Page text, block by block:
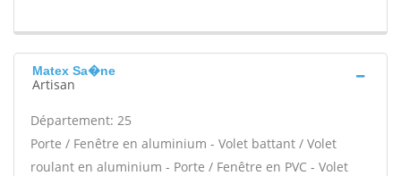
Matex Sa�ne
Artisan
Département: 25
Porte / Fenêtre en aluminium - Volet battant / Volet
roulant en aluminium - Porte / Fenêtre en PVC - Volet